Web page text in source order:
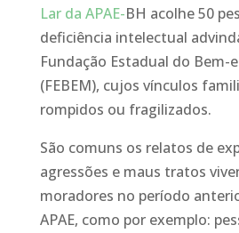
Lar da APAE-BH acolhe 50
deficiência intelectual
Fundação Estadual do Bem-
(FEBEM), cujos vínculos
rompidos ou fragilizados.
São comuns os relatos de
agressões e maus tratos
moradores no período
APAE, como por exemplo: